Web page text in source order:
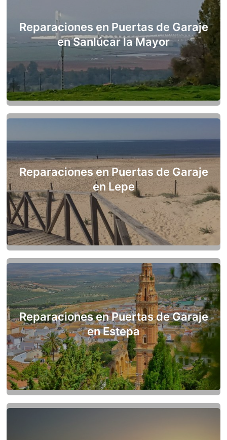
Reparaciones en Puertas de Garaje
en Sanlúcar la Mayor
Reparaciones en Puertas de Garaje
en Lepe
Reparaciones en Puertas de Garaje
en Estepa